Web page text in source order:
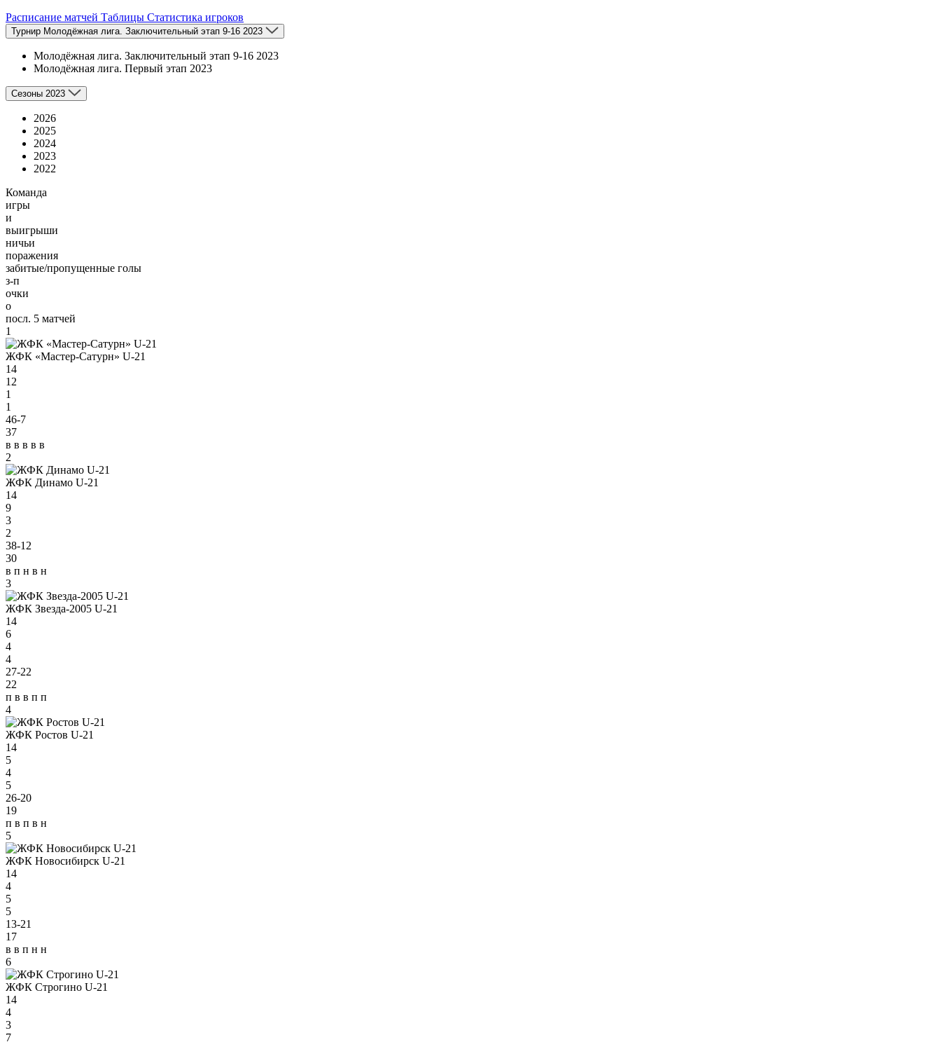
Расписание матчей Таблицы Статистика игроков
Турнир Молодёжная лига. Заключительный этап 9-16 2023
Молодёжная лига. Заключительный этап 9-16 2023
Молодёжная лига. Первый этап 2023
Сезоны 2023
2026
2025
2024
2023
2022
Команда
игры
и
выигрыши
ничьи
поражения
забитые/пропущенные голы
з-п
очки
о
посл. 5 матчей
1
ЖФК «Мастер-Сатурн» U-21
14
12
1
1
46-7
37
в в в в в
2
ЖФК Динамо U-21
14
9
3
2
38-12
30
в п н в н
3
ЖФК Звезда-2005 U-21
14
6
4
4
27-22
22
п в в п п
4
ЖФК Ростов U-21
14
5
4
5
26-20
19
п в п в н
5
ЖФК Новосибирск U-21
14
4
5
5
13-21
17
в в п н н
6
ЖФК Строгино U-21
14
4
3
7